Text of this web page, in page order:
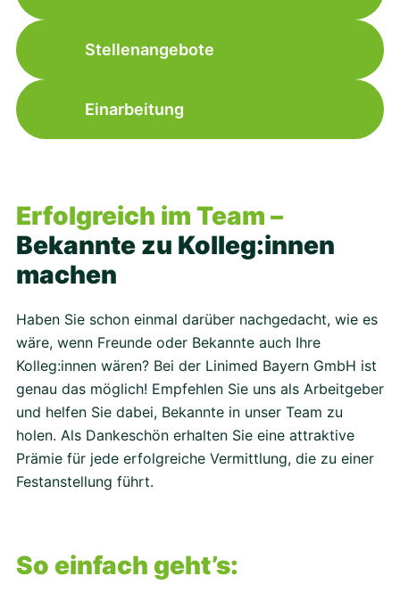
Stellenangebote
Einarbeitung
Erfolgreich im Team –
Bekannte zu Kolleg:innen
machen
Haben Sie schon einmal darüber nachgedacht, wie es
wäre, wenn Freunde oder Bekannte auch Ihre
Kolleg:innen wären? Bei der Linimed Bayern GmbH ist
genau das möglich! Empfehlen Sie uns als Arbeitgeber
und helfen Sie dabei, Bekannte in unser Team zu
holen. Als Dankeschön erhalten Sie eine attraktive
Prämie für jede erfolgreiche Vermittlung, die zu einer
Festanstellung führt.
So einfach geht’s: